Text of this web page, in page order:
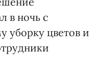
в ночь с
уборку цветов и